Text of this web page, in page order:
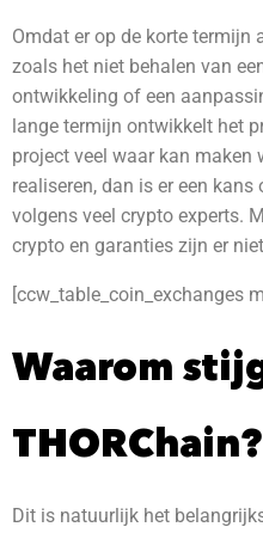
Omdat er op de korte termijn
zoals het niet behalen van
ontwikkeling of een
lange termijn ontwikkelt het
project veel waar kan maken
realiseren, dan is er een
volgens veel crypto experts.
crypto en garanties zijn er
[ccw_table_coin_exchanges
Waarom
THORChain?
Dit is natuurlijk het